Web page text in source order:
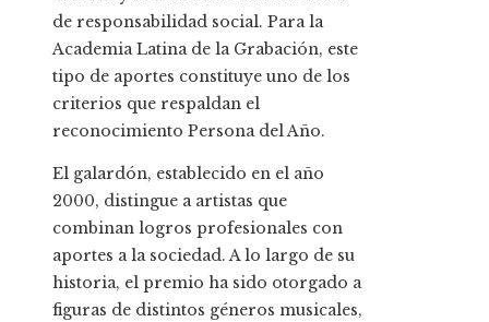
de responsabilidad social. Para la
Academia Latina de la Grabación, este
tipo de aportes constituye uno de los
criterios que respaldan el
reconocimiento Persona del Año.
El galardón, establecido en el año
2000, distingue a artistas que
combinan logros profesionales con
aportes a la sociedad. A lo largo de su
historia, el premio ha sido otorgado a
figuras de distintos géneros musicales,